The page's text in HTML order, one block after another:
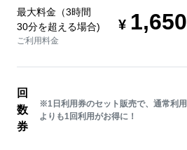
最大料金（3時間
30分を超える場合)
ご利用料金
1,650
回
数
券
※1日利用券のセット販売で、通常利用
よりも1回利用がお得に！